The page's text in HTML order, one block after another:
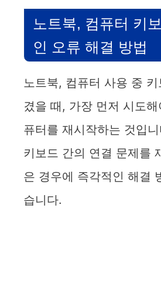
노트북, 컴퓨터 키
인 오류 해결 방법
노트북, 컴퓨터 사용 중
겼을 때, 가장 먼저 시도
퓨터를 재시작하는 것입
키보드 간의 연결 문제를
은 경우에 즉각적인 해결
습니다.